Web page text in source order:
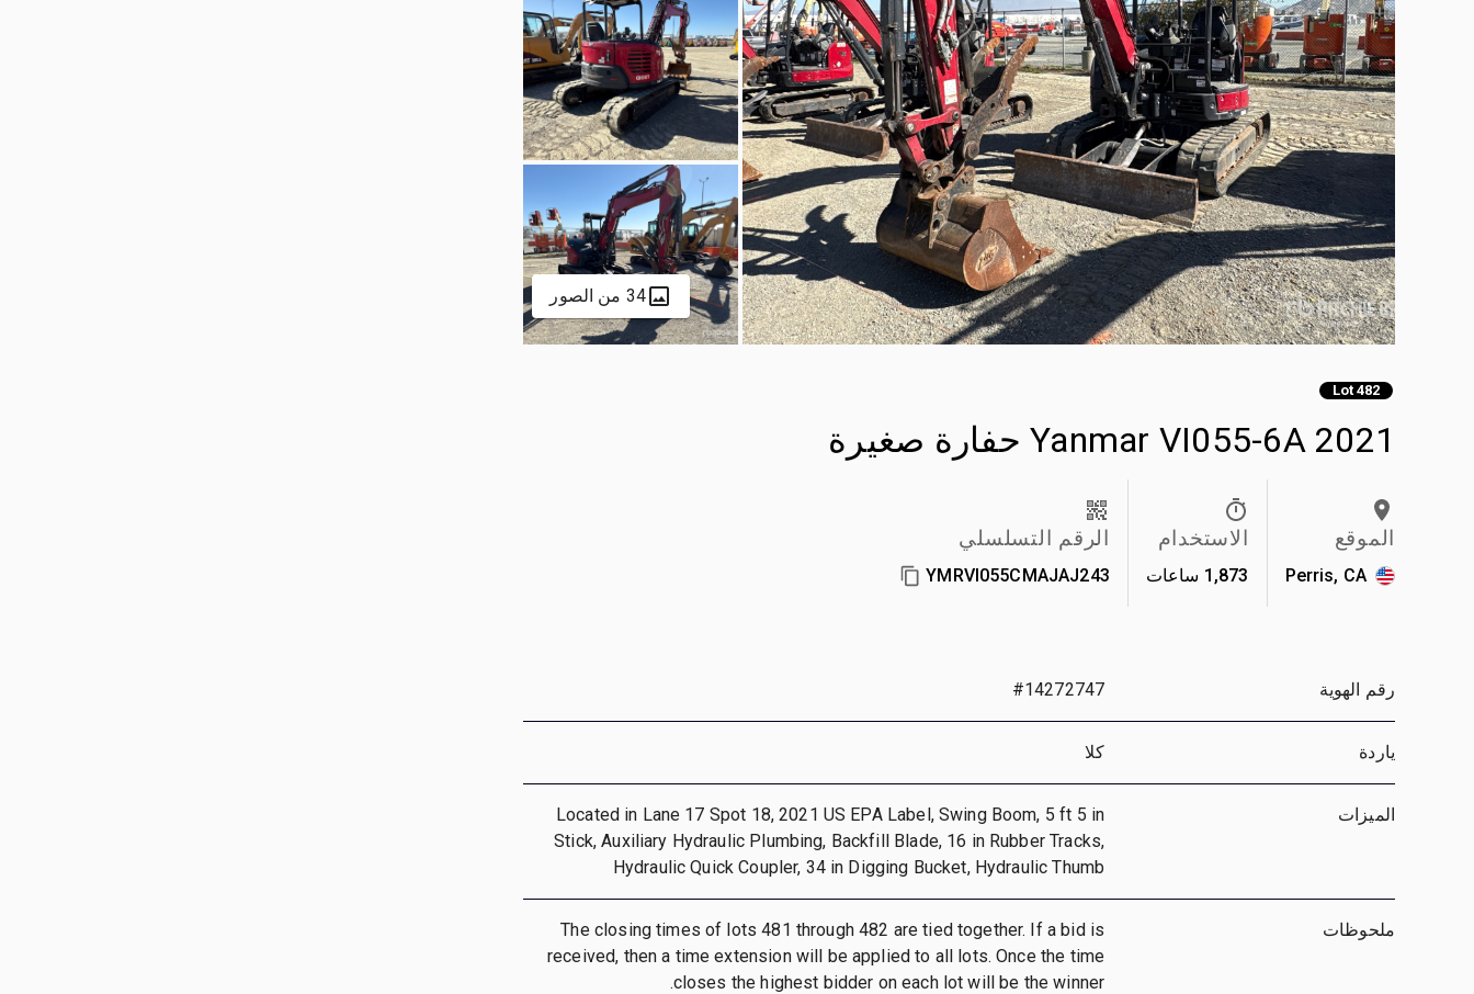
34 من الصور
Lot 482
2021 Yanmar VI055-6A حفارة صغيرة
الموقع
Perris, CA
الاستخدام
1,873 ساعات
الرقم التسلسلي
YMRVI055CMAJAJ243
رقم الهوية #14272747
ياردة كلا
الميزات
Located in Lane 17 Spot 18, 2021 US EPA Label, Swing Boom, 5 ft 5 in
Stick, Auxiliary Hydraulic Plumbing, Backfill Blade, 16 in Rubber Tracks,
Hydraulic Quick Coupler, 34 in Digging Bucket, Hydraulic Thumb
ملحوظات
The closing times of lots 481 through 482 are tied together. If a bid is
received, then a time extension will be applied to all lots. Once the time
closes the highest bidder on each lot will be the winner.